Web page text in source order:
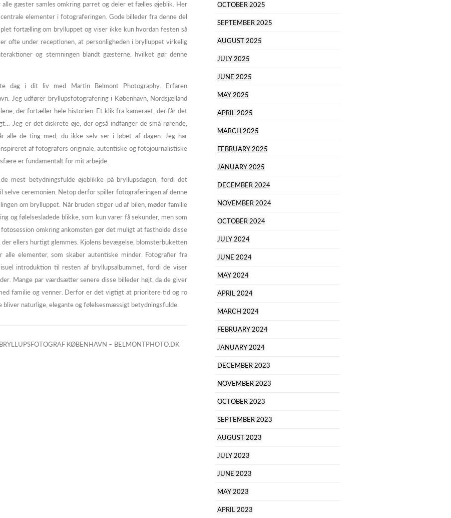
gæster samles omkring parret og deler et fælles øjeblik. Her
elementer i fotograferingen. Gode billeder fra denne del
fortælling om brylluppet og viser ikke kun hvordan festen så
ofte under receptionen, at personligheden i brylluppet virkelig
og stemningen blandt gæsterne, hvilket gør denne
dag i dit liv med Martin Belmont Photography. Erfaren
Jeg udfører bryllupsfotografering i København, Nordsjælland
der fortæller hele historien. Et klik fra kameraet, der får det
Jeg er det diskrete øje, der også indfanger de små rørende,
alle de ting med, du ikke selv ser i løbet af dagen. Jeg har
af fotografers originale, autentiske og fotojournalistiske
er fundamentalt for mit arbejde.
mest betydningsfulde øjeblikke på bryllupsdagen, fordi det
selve ceremonien. Netop derfor spiller fotograferingen af denne
om brylluppet. Når bruden stiger ud af bilen, møder familie
og følelsesladede blikke, som kun varer få sekunder, men som
omkring ankomsten gør det muligt at fastholde disse
der ellers hurtigt glemmes. Kjolens bevægelse, blomsterbuketten
elementer, som skaber autentiske minder. Fotografier fra
introduktion til resten af bryllupsalbummet, fordi de viser
Mange par værdsætter senere disse billeder højt, da de giver
familie og venner. Derfor er det vigtigt at prioritere tid og ro
bliver naturlige, elegante og følelsesmæssigt betydningsfulde.
KØBENHAVN – BELMONTPHOTO.DK
OCTOBER 2025
SEPTEMBER 2025
AUGUST 2025
JULY 2025
JUNE 2025
MAY 2025
APRIL 2025
MARCH 2025
FEBRUARY 2025
JANUARY 2025
DECEMBER 2024
NOVEMBER 2024
OCTOBER 2024
JULY 2024
JUNE 2024
MAY 2024
APRIL 2024
MARCH 2024
FEBRUARY 2024
JANUARY 2024
DECEMBER 2023
NOVEMBER 2023
OCTOBER 2023
SEPTEMBER 2023
AUGUST 2023
JULY 2023
JUNE 2023
MAY 2023
APRIL 2023